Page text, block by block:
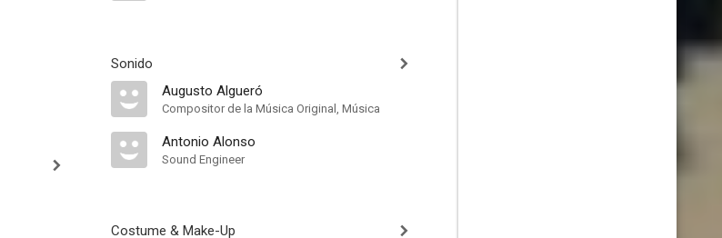
Sonido
Augusto Algueró
Compositor de la Música Original, Música
Antonio Alonso
Sound Engineer
Costume & Make-Up